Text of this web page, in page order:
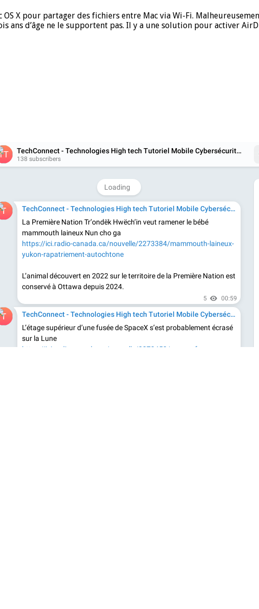
X pour partager des fichiers entre Mac via Wi-Fi.
ans d’âge ne le supportent pas. Il y a une solution pour activer